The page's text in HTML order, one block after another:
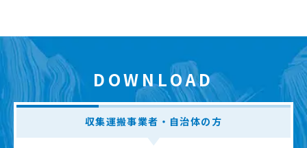
DOWNLOAD
収集運搬事業者・自治体の方